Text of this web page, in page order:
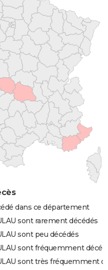
dans ce département
sont rarement décédés
sont peu décédés
sont fréquemment
sont très fréquemment